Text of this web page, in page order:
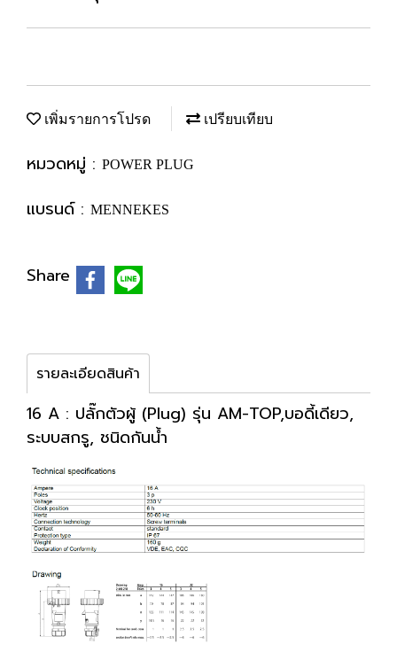
เพิ่มรายการโปรด เปรียบเทียบ
หมวดหมู่ : POWER PLUG
แบรนด์ : MENNEKES
Share
รายละเอียดสินค้า
16 A : ปลั๊กตัวผู้ (Plug) รุ่น AM-TOP,บอดี้เดียว,
ระบบสกรู, ชนิดกันน้ำ